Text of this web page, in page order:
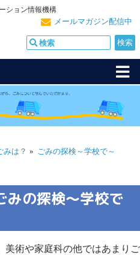
ション情報機構
メールマガジン配信中
みは？
ごみの探検～学校で～
の探検～学校で
美術や家庭科の他ではあまりご